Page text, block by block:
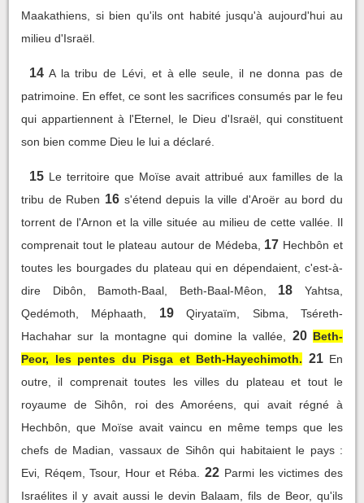
Maakathiens, si bien qu'ils ont habité jusqu'à aujourd'hui au
milieu d'Israël.
14 A la tribu de Lévi, et à elle seule, il ne donna pas de
patrimoine. En effet, ce sont les sacrifices consumés par le feu
qui appartiennent à l'Eternel, le Dieu d'Israël, qui constituent
son bien comme Dieu le lui a déclaré.
15 Le territoire que Moïse avait attribué aux familles de la
tribu de Ruben 16 s'étend depuis la ville d'Aroër au bord du
torrent de l'Arnon et la ville située au milieu de cette vallée. Il
comprenait tout le plateau autour de Médeba,
17 Hechbôn et
toutes les bourgades du plateau qui en dépendaient, c'est-à-
dire Dibôn, Bamoth-Baal, Beth-Baal-Mêon,
18
Yahtsa,
Qedémoth, Méphaath,
19
Qiryataïm, Sibma, Tséreth-
Hachahar sur la montagne qui domine la vallée,
20 Beth-
Peor, les pentes du Pisga et Beth-Hayechimoth. 21 En
outre, il comprenait toutes les villes du plateau et tout le
royaume de Sihôn, roi des Amoréens, qui avait régné à
Hechbôn, que Moïse avait vaincu en même temps que les
chefs de Madian, vassaux de Sihôn qui habitaient le pays :
Evi, Réqem, Tsour, Hour et Réba.
22 Parmi les victimes des
Israélites il y avait aussi le devin Balaam, fils de Beor, qu'ils